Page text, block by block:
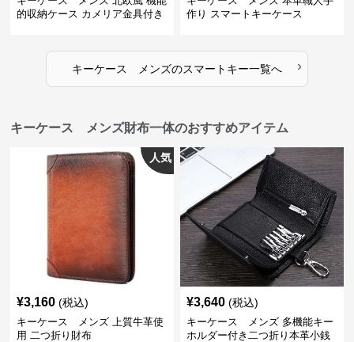
的収納ケース カメリア金具付き
作り スマートキーケース
キーケース メンズのスマートキー一覧へ ›
キーケース メンズ財布一体のおすすめアイテム
人気
¥3,160 (税込)
キーケース メンズ 上質牛革使
用 二つ折り財布
¥3,640 (税込)
キーケース メンズ 多機能キー
ホルダー付き二つ折り本革小銭